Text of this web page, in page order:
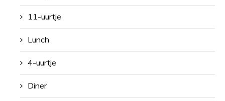
11-uurtje
Lunch
4-uurtje
Diner